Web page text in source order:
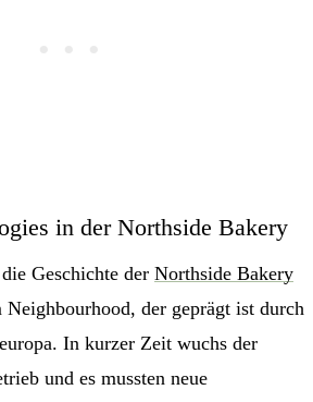
in der Northside Bakery
Geschichte der Northside Bakery
der geprägt ist durch
In kurzer Zeit wuchs der
und es mussten neue